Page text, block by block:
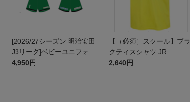
[2026/27シーズン 明治安田
J3リーグ]ベビーユニフォー
ム上下セット(GK1stデザイ
4,950円
【（必須）スクール】プラ
クティスシャツ JR
2,640円